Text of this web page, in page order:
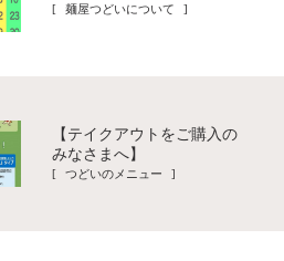
[ 麺屋つどいについて ]
【テイクアウトをご購入の
みなさまへ】
[ つどいのメニュー ]